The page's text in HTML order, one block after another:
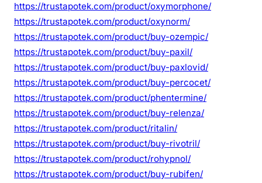
https://trustapotek.com/product/oxymorphone/
https://trustapotek.com/product/oxynorm/
https://trustapotek.com/product/buy-ozempic/
https://trustapotek.com/product/buy-paxil/
https://trustapotek.com/product/buy-paxlovid/
https://trustapotek.com/product/buy-percocet/
https://trustapotek.com/product/phentermine/
https://trustapotek.com/product/buy-relenza/
https://trustapotek.com/product/ritalin/
https://trustapotek.com/product/buy-rivotril/
https://trustapotek.com/product/rohypnol/
https://trustapotek.com/product/buy-rubifen/